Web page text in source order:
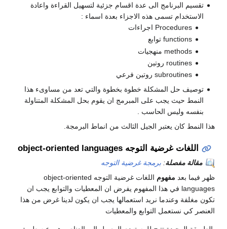
تقسيم البرنامج الى عدة اقسام جزئية لتسهيل القراءة واعادة
الاستخدام تسمى هذه الاجزاء بعدة اسماء :
Procedures اجراءات
functions توابع
methods منهجيات
routines روتين
subroutines روتين فرعي
توصيف حل المشكلة خطوة بخطوة والتي تعد من مساوىء هذا
النمط حيث يجب على المبرمج ان يقوم بحل المشكلة المتناولة
بنفسه وليس الحاسب .
هذا النمط كان يعتبر الجيل الثالث من انماط البرمجة.
اللغات غرضية التوجه object-oriented languages
مقالة مفصلة: برمجة غرضية التوجه
ظهر فيما بعد مفهوم
اللغات غرضية التوجه object-oriented
languages في هذا المفهوم يفرض ان المعطيات والتوابع يجب ان
تكون مغلفة وعندما نريد استعمالها يجب ان يكون لدينا غرض من هذا
العنصر كي نستعمل التوابع والمعطيات